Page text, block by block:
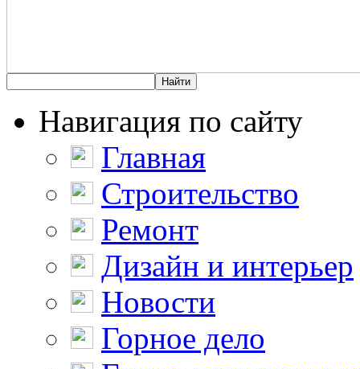
Навигация по сайту
Главная
Строительство
Ремонт
Дизайн и интерьер
Новости
Горное дело